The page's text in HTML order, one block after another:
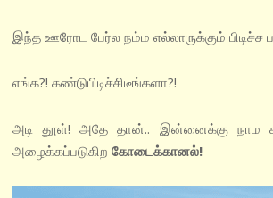
இந்த ஊரோட பேர்ல நம்ம எல்லாருக்கும் பிடிச்ச
எங்க?! கண்டுபிடிச்சிடீங்களா?!
அடி தூள்! அதே தான்.. இன்னைக்கு
அழைக்கப்படுகிற கோடைக்கானல்!